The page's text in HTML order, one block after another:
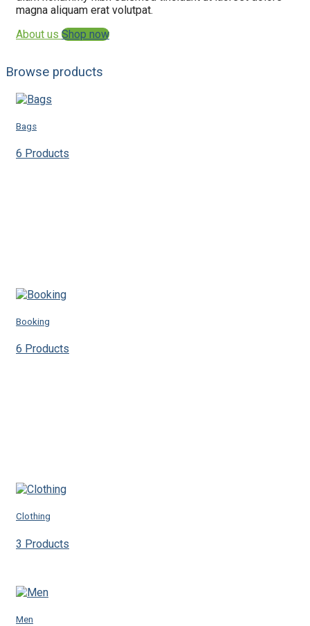
magna aliquam erat volutpat.
About us Shop now
Browse products
Bags
6 Products
Booking
6 Products
Clothing
3 Products
Men